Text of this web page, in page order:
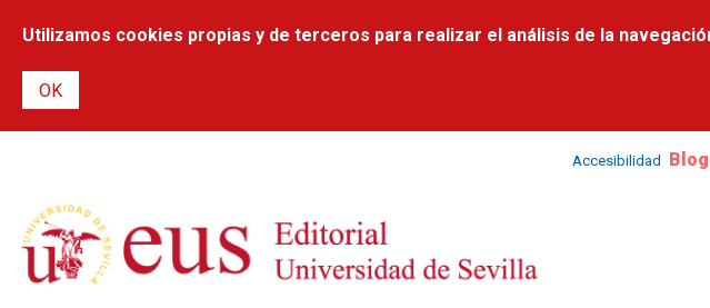
Utilizamos cookies propias y de terceros para realizar el análisis de la
Accesibilidad Blog